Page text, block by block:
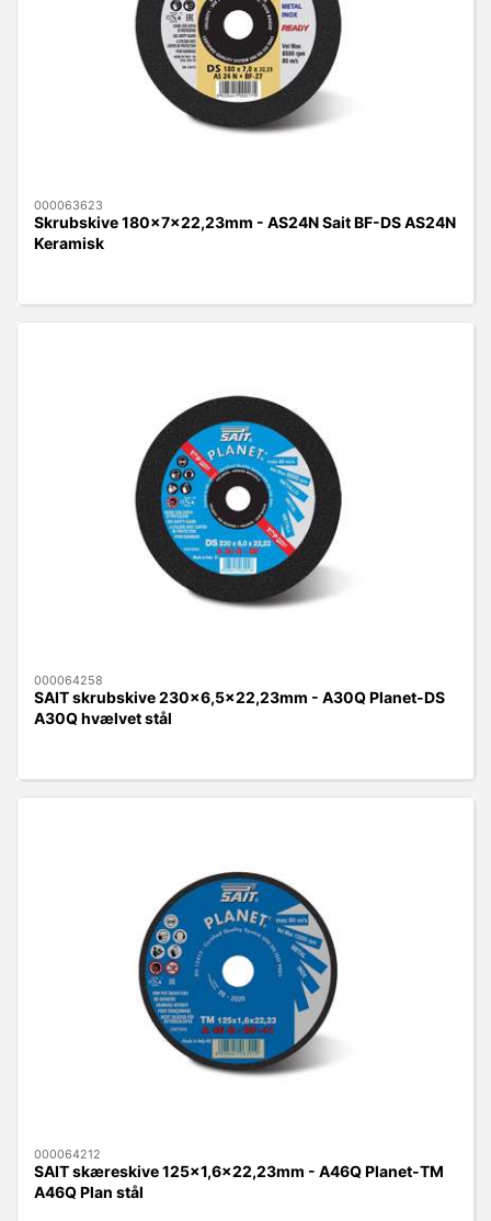
000063623
Skrubskive 180x7x22,23mm - AS24N Sait BF-DS AS24N
Keramisk
000064258
SAIT skrubskive 230x6,5x22,23mm - A30Q Planet-DS
A30Q hvælvet stål
000064212
SAIT skæreskive 125x1,6x22,23mm - A46Q Planet-TM
A46Q Plan stål